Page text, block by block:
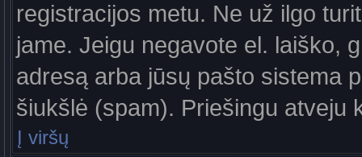
registracijos metu. Ne už ilgo
jame. Jeigu negavote el. laiško,
adresą arba jūsų pašto sistema
šiukšlė (spam). Priešingu atveju
Į viršų